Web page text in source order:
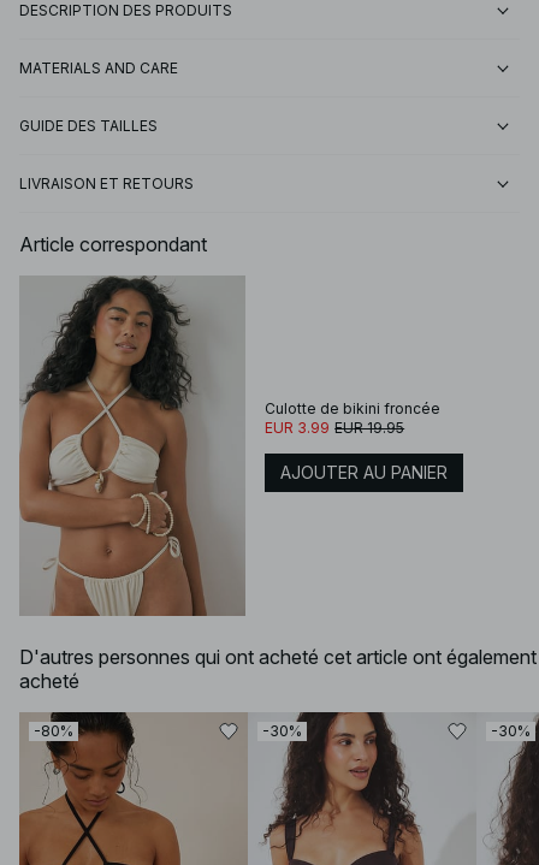
DESCRIPTION DES PRODUITS
MATERIALS AND CARE
GUIDE DES TAILLES
LIVRAISON ET RETOURS
Article correspondant
Culotte de bikini froncée
EUR 3.99 EUR 19.95
AJOUTER AU PANIER
D'autres personnes qui ont acheté cet article ont également
acheté
-80% -30% -30%